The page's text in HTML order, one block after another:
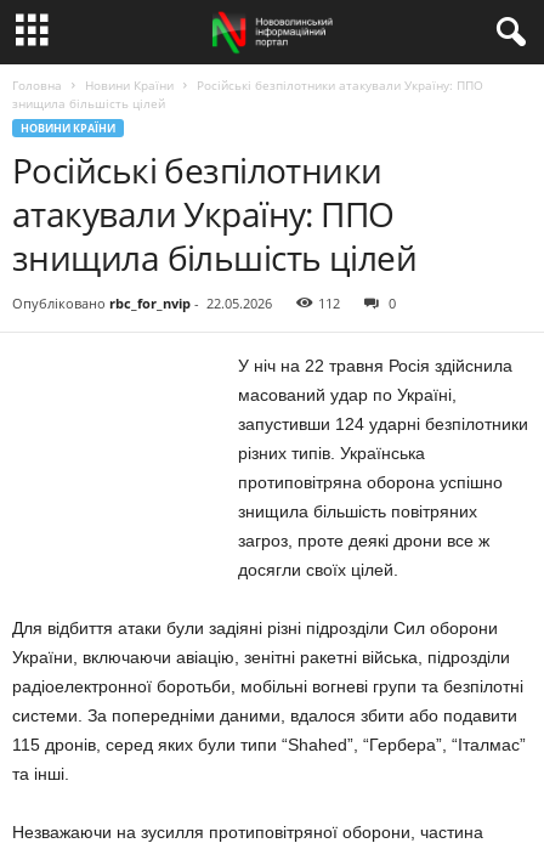
Головна Новини Країни
Російські безпілотники атакували Україну: ППО
знищила більшість цілей
НОВИНИ КРАЇНИ
Російські безпілотники
атакували Україну: ППО
знищила більшість цілей
Опубліковано rbc_for_nvip - 22.05.2026 112 0
У ніч на 22 травня Росія здійснила
масований удар по Україні,
запустивши 124 ударні безпілотники
різних типів. Українська
протиповітряна оборона успішно
знищила більшість повітряних
загроз, проте деякі дрони все ж
досягли своїх цілей.
Для відбиття атаки були задіяні різні підрозділи Сил оборони
України, включаючи авіацію, зенітні ракетні війська, підрозділи
радіоелектронної боротьби, мобільні вогневі групи та безпілотні
системи. За попередніми даними, вдалося збити або подавити
115 дронів, серед яких були типи “Shahed”, “Гербера”, “Італмас”
та інші.
Незважаючи на зусилля протиповітряної оборони, частина